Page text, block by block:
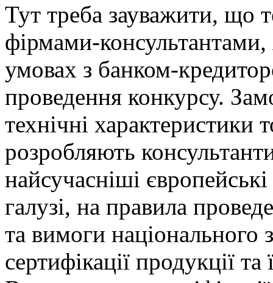
Тут треба зауважити, що
фірмами-
умовах з банком-
проведення конкурсу.
технічні характеристики
розробляють
найсучасніші
галузі, на правила
та вимоги національного
сертифікації продукції